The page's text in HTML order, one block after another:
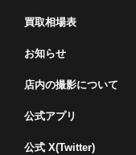
いものといたします
2. 商品を返却する
すので、予めご了
第6条（責任の範囲）
商品をお預かりし
買取相場表
お知らせ
店内の撮影について
公式アプリ
公式 X(Twitter)